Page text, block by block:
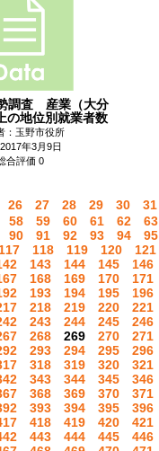
調査 産業（大分
の地位別就業者数
：玉野市役所
年3月9日
合評価 0
26 27 28 29 30
31
58 59 60 61 62
63
90 91 92 93 94
95
117 118 119 120
121
143 144 145
146
168 169 170
171
193 194 195
196
218 219 220
221
243 244 245
246
268 269 270
271
293 294 295
296
318 319 320
321
343 344 345
346
368 369 370
371
393 394 395
396
418 419 420
421
443 444 445
446